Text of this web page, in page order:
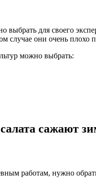
выбрать для своего
случае они очень плохо
можно выбрать:
работам, нужно